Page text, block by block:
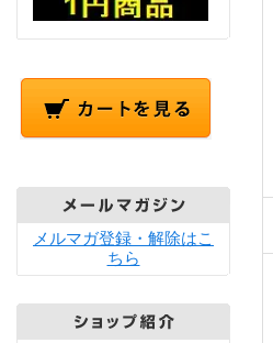
メルマガ登録・解除はこ
ちら